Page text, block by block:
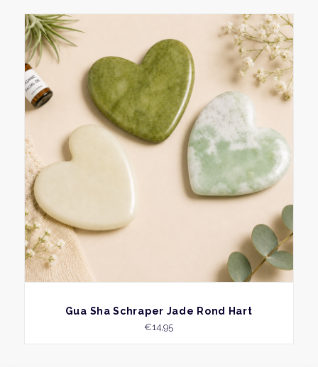
BEKIJK
heeft
Deze
Gua Sha Schraper Jade Rond Hart
€14,95